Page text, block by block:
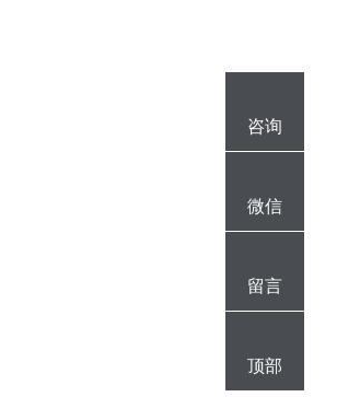
咨询
微信
留言
顶部